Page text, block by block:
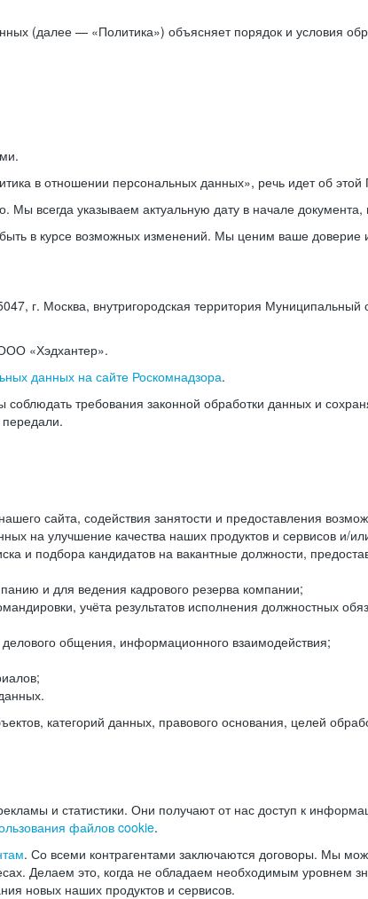
(далее — «Политика») объясняет порядок и условия
в отношении персональных данных», речь идет об этой
всегда указываем актуальную дату в начале документа,
в курсе возможных изменений. Мы ценим ваше доверие
Москва, внутригородская территория Муниципальный
«Хэдхантер».
данных на сайте Роскомнадзора.
требования законной обработки данных и
сайта, содействия занятости и предоставления
на улучшение качества наших продуктов и сервисов и/
и подбора кандидатов на вакантные должности,
и для ведения кадрового резерва компании;
учёта результатов исполнения должностных
общения, информационного взаимодействия;
категорий данных, правового основания, целей
и статистики. Они получают от нас доступ к
файлов cookie.
. Со всеми контрагентами заключаются договоры. Мы
Делаем это, когда не обладаем необходимым уровнем
новых наших продуктов и сервисов.